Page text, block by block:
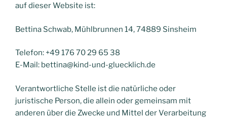
auf dieser Website ist:
Bettina Schwab, Mühlbrunnen 14, 74889 Sinsheim
Telefon: +49 176 70 29 65 38
E-Mail: bettina@kind-und-gluecklich.de
Verantwortliche Stelle ist die natürliche oder
juristische Person, die allein oder gemeinsam mit
anderen über die Zwecke und Mittel der Verarbeitung